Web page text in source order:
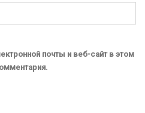
почты и веб-сайт в этом